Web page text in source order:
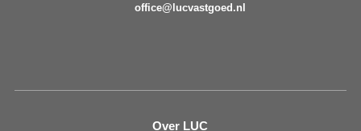
office@lucvastgoed.nl
Over LUC